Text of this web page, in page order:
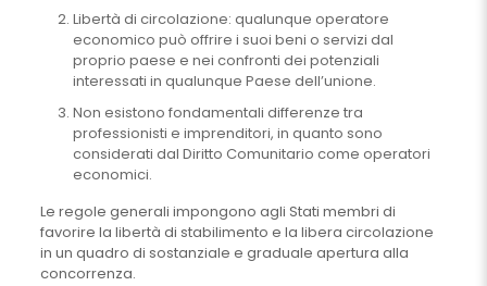
Libertà di circolazione: qualunque operatore
economico può offrire i suoi beni o servizi dal
proprio paese e nei confronti dei potenziali
interessati in qualunque Paese dell’unione.
Non esistono fondamentali differenze tra
professionisti e imprenditori, in quanto sono
considerati dal Diritto Comunitario come operatori
economici.
Le regole generali impongono agli Stati membri di
favorire la libertà di stabilimento e la libera circolazione
in un quadro di sostanziale e graduale apertura alla
concorrenza.